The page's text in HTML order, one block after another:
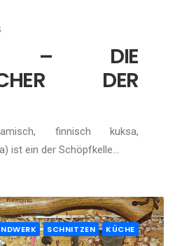
– DIE
DER
finnisch kuksa,
ist ein der Schöpfkelle…
SCHNITZEN KÜCHE